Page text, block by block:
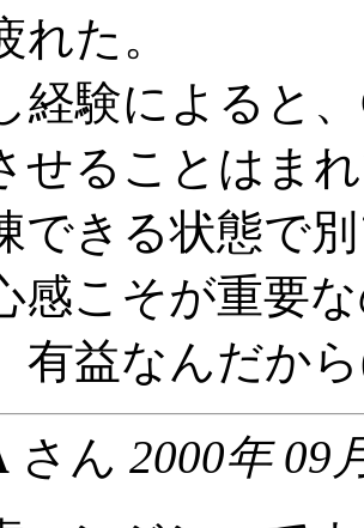
れた。
経験によると
せることはま
できる状態で
感こそが重要
有益なんだか
さん 2000年 09